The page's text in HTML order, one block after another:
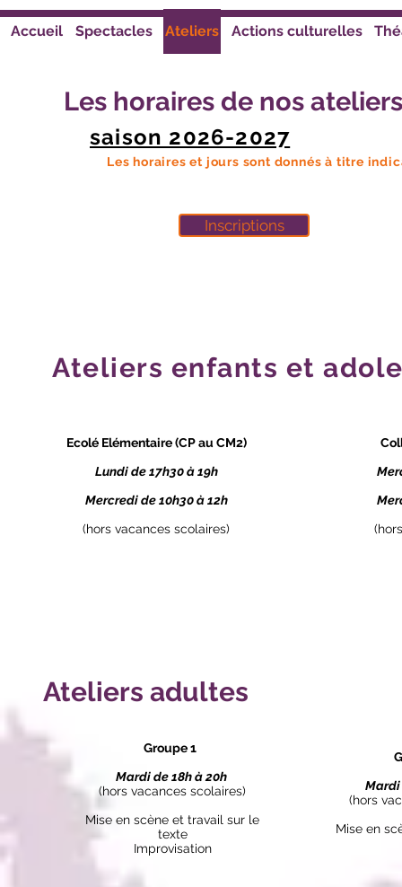
Accueil Spectacles Ateliers Actions culturelles
Les horaires de nos
saison 2026-2027
Les horaires et jours sont donnés à titre
Inscriptions
Ateliers enfants et
Ecolé Elémentaire (CP au CM2)
Lundi de 17h30 à 19h
Mercredi de 10h30 à 12h
(hors vacances scolaires)
Ateliers adultes
Groupe 1
Mardi de 18h à 20h
(hors vacances scolaires)
Mise en scène et travail sur le
texte
Improvisation
Mardi
(hors
Mise en